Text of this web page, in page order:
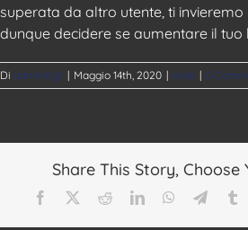
superata da altro utente, ti
dunque decidere se aumentare il tuo
Di adminDgt | Maggio 14th, 2020 | Aste | 0
Share This Story, Choose
Facebook RedditLinkedInWhatsApp